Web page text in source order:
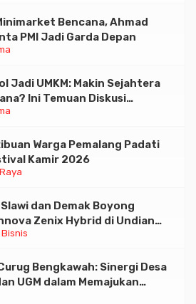
Bencana, Ahmad
PMI Jadi Garda Depan
Jadi UMKM: Makin Sejahtera
Ini Temuan Diskusi
Warga Pemalang Padati
Kamir 2026
dan Demak Boyong
Zenix Hybrid di Undian
Bima Bank Jateng
Bengkawah: Sinergi Desa
UGM dalam Memajukan
UMKM Lokal